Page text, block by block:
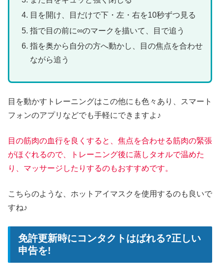
目を開け、目だけで下・左・右を10秒ずつ見る
指で目の前に∞のマークを描いて、目で追う
指を奥から自分の方へ動かし、目の焦点を合わせ
ながら追う
目を動かすトレーニングはこの他にも色々あり、スマート
フォンのアプリなどでも手軽にできますよ♪
目の筋肉の血行を良くすると、焦点を合わせる筋肉の緊張
がほぐれるので、トレーニング後に蒸しタオルで温めた
り、マッサージしたりするのもおすすめです。
こちらのような、ホットアイマスクを使用するのも良いで
すね♪
免許更新時にコンタクトはばれる?正しい
申告を!